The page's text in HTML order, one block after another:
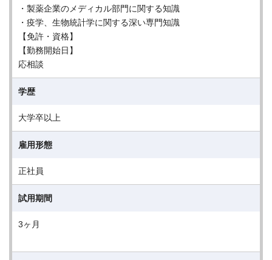
・製薬企業のメディカル部門に関する知識
・疫学、生物統計学に関する深い専門知識
【免許・資格】
【勤務開始日】
応相談
学歴
大学卒以上
雇用形態
正社員
試用期間
3ヶ月